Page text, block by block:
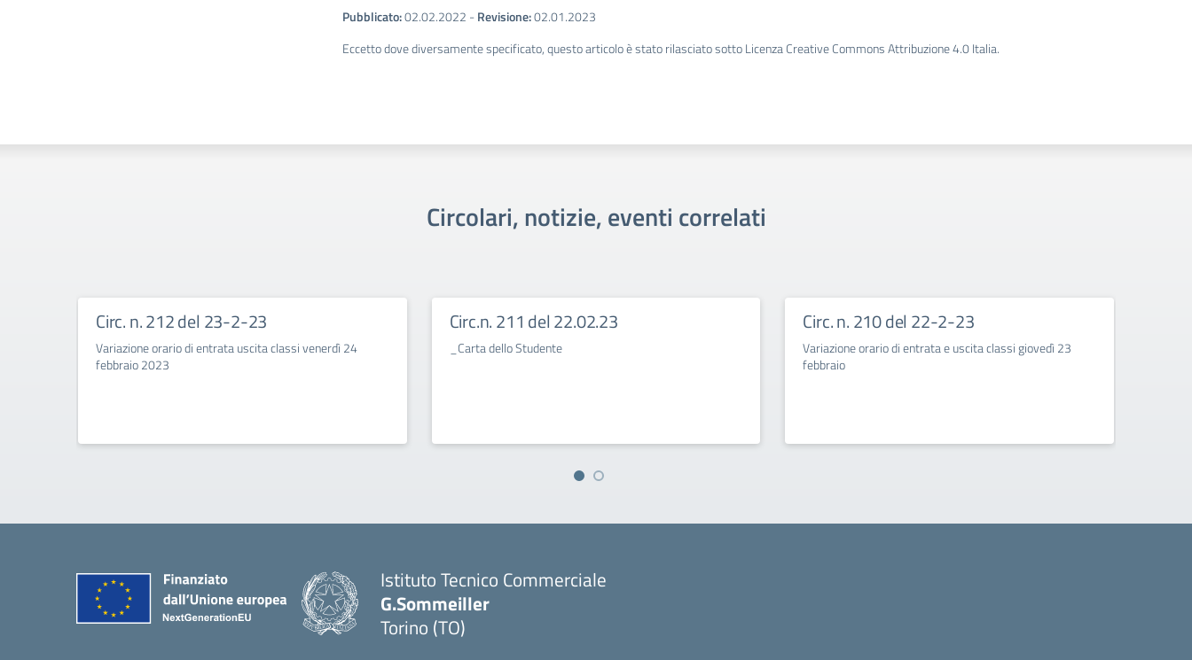
Pubblicato:02.02.2022 -Revisione:02.01.2023
Eccetto dove diversamente specificato, questo articolo è stato rilasciato sotto Licenza Creative Commons Attribuzione 4.0 Italia.
Circolari, notizie, eventi correlati
Circ. n. 212 del 23-2-23
Variazione orario di entrata uscita classi venerdì 24
febbraio 2023
Circ.n. 211 del 22.02.23
_Carta dello Studente
Circ. n. 210 del 22-2-23
Variazione orario di entrata e uscita classi giovedì 23
febbraio
Istituto Tecnico Commerciale
G.Sommeiller
Torino (TO)